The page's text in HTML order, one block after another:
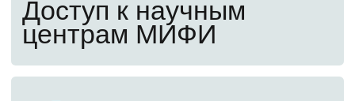
испытания
Сдайте письменный экзамен, ответив
на общие и профильные вопросы,
Экзамены проходят полностью
дистанционно, ехать в ВУЗ не нужно.